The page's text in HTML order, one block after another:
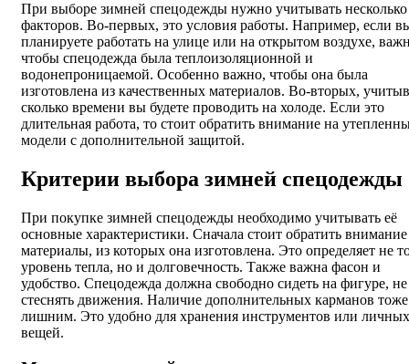
При выборе зимней спецодежды нужно учитывать несколько
факторов. Во-первых, это условия работы. Например, если
планируете работать на улице или на открытом воздухе,
чтобы спецодежда была теплоизоляционной и
водонепроницаемой. Особенно важно, чтобы она была
изготовлена из качественных материалов. Во-вторых,
сколько времени вы будете проводить на холоде. Если это
длительная работа, то стоит обратить внимание на
модели с дополнительной защитой.
Критерии выбора зимней спецодежды
При покупке зимней спецодежды необходимо учитывать её
основные характеристики. Сначала стоит обратить
материалы, из которых она изготовлена. Это определяет не
уровень тепла, но и долговечность. Также важна фасон и
удобство. Спецодежда должна свободно сидеть на фигуре, не
стеснять движения. Наличие дополнительных карманов
лишним. Это удобно для хранения инструментов или личных
вещей.